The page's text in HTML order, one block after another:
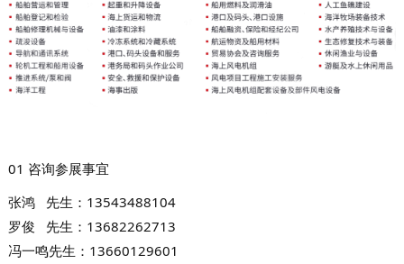
01 咨询参展事宜
张鸿 先生：13543488104
罗俊 先生：13682262713
冯一鸣先生：136601 29601